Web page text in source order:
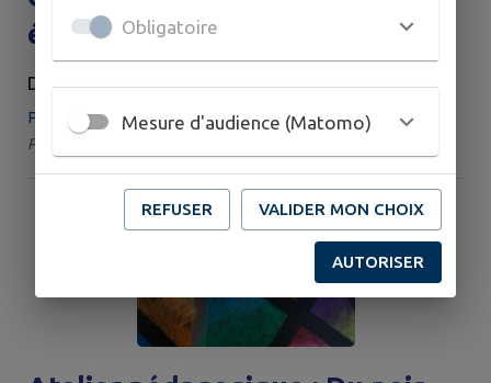
évolution
DIMANCHE 9 AOÛT
Place Aristide Briand, Conches-en-Ouche
Par : Maison des Arts | Catégorie : Exposition
Obligatoire
Mesure d'audience (Matomo)
REFUSER VALIDER MON CHOIX
AUTORISER